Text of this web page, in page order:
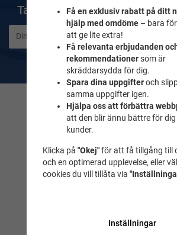
Ta del av våra bästa
De uppgifter du matar in kommer endast användas
Kontakta oss
Maila till oss
Tel. 018-232525
(Fyrishovs foajé)
Få en exklusiv rabatt på ditt
hjälp med omdöme– bara
att ge lite extra!
Få relevanta erbjudanden
rekommendationersom är
skräddarsydda för dig.
Spara dina uppgifteroch
samma uppgifter igen.
Hjälpa oss att förbättra
att den blir ännu bättre för
kunder.
Klicka på "Okej"för att få tillgång till
och en optimerad upplevelse, eller
cookies du vill tillåta via
Inställningar